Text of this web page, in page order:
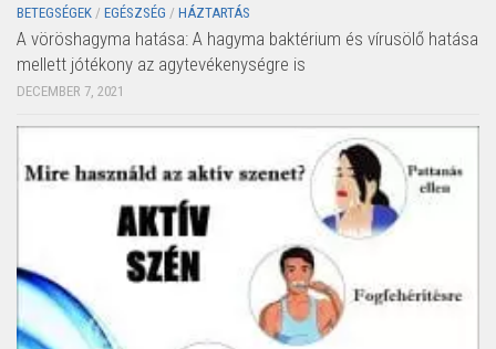
BETEGSÉGEK / EGÉSZSÉG / HÁZTARTÁS
A vöröshagyma hatása: A hagyma baktérium és vírusölő hatása
mellett jótékony az agytevékenységre is
DECEMBER 7, 2021